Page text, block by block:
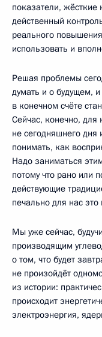
показатели, жёсткие
действенный
реального
использовать и
Решая проблемы
думать и о будущем,
в конечном счёте
Сейчас, конечно, для
не сегодняшнего
понимать, как
Надо заниматься
потому что рано или
действующие
печально для нас
Мы уже сейчас,
производящим
о том, что будет
не произойдёт
из истории:
происходит
электроэнергия,